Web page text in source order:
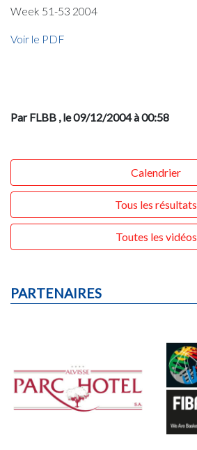
Week 51-53 2004
Voir le PDF
Par FLBB , le 09/12/2004 à 00:58
Calendrier
Tous les résultats
Toutes les vidéos
PARTENAIRES